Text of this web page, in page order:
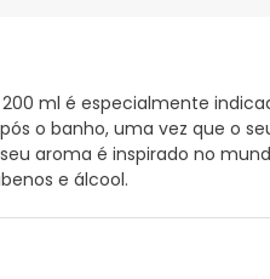
ml é especialmente
o banho, uma vez que o
aroma é inspirado no
e álcool.